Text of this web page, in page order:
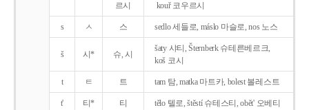
르시
kouř 코우르시
s ㅅ 스 sedlo 세들로, máslo 마슬로, nos 노스
š 시* 슈, 시
šaty 샤티, Šternberk 슈테른베르크,
koš 코시
t ㅌ 트 tam 탐, matka 마트카, bolest 볼레스트
t' 티* 티 tělo 텔로, štěstí 슈테스티, obět' 오베티